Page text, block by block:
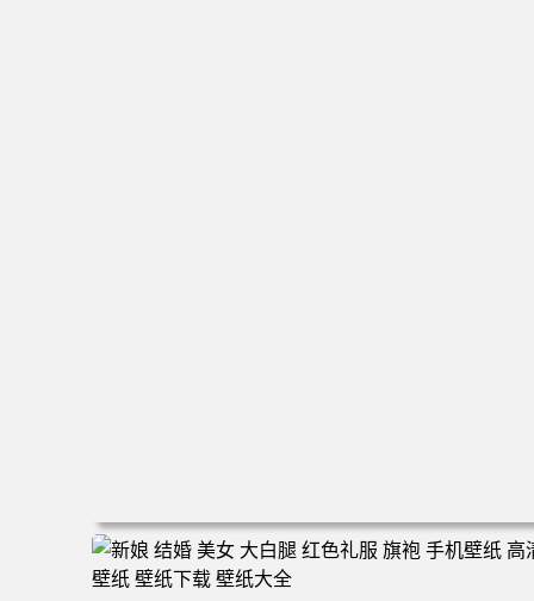
电脑壁纸 动漫情侣 名侦探柯南 新一小兰 柯兰 甜蜜互动 角
色壁纸 手机壁纸 高清壁纸 壁纸下载 壁纸大全